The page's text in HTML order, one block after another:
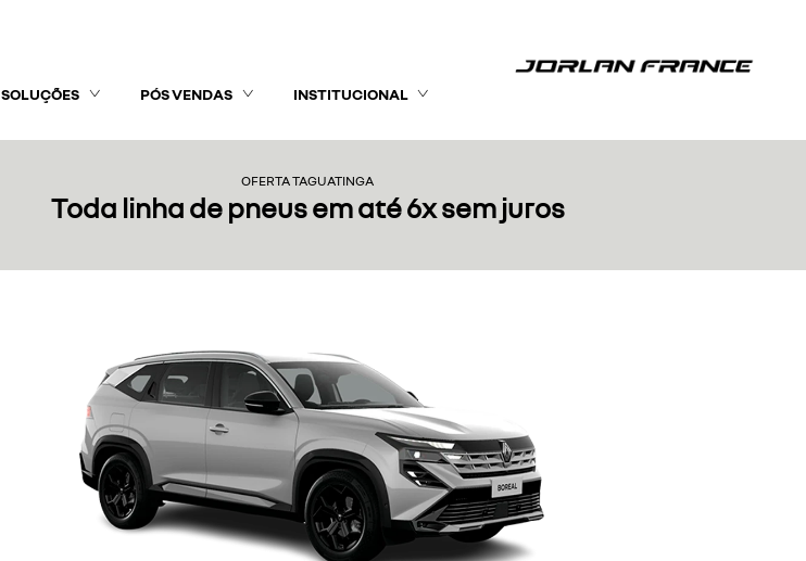
SOLUÇÕES PÓS VENDAS INSTITUCIONAL
OFERTA TAGUATINGA
Toda linha de pneus em até 6x sem juros